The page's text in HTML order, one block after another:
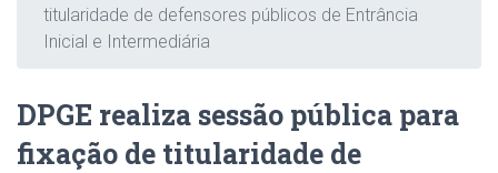
titularidade de defensores públicos de Entrância
Inicial e Intermediária
DPGE realiza sessão pública para
fixação de titularidade de